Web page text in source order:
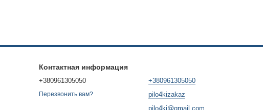
Контактная информация
+380961305050
Перезвонить вам?
+380961305050
pilo4kizakaz
pilo4ki@gmail.com